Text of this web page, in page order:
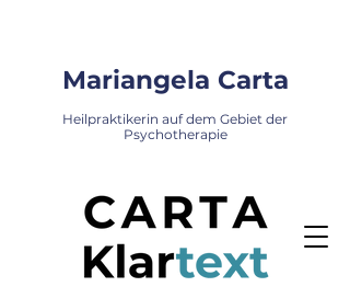
Mariangela Carta
Heilpraktikerin auf dem Gebiet der
Psychotherapie